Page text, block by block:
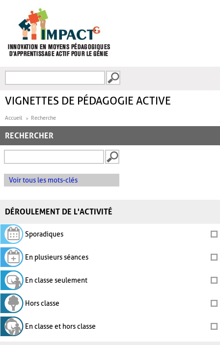
FORMULAIRE DE
VIGNETTES DE PÉDAGOGIE ACTIVE
Accueil Recherche
RECHERCHER
Voir tous les mots-clés
DÉROULEMENT DE L'ACTIVITÉ
Sporadiques
En plusieurs séances
En classe seulement
Hors classe
En classe et hors classe